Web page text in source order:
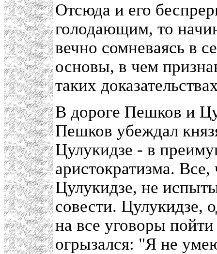
Отсюда и его
голодающим, то
вечно сомневаясь в
основы, в чем
таких
В дороге Пешков и
Пешков убеждал
Цулукидзе - в
аристократизма.
Цулукидзе, не
совести. Цулукидзе,
на все уговоры пойти
огрызался: "Я не